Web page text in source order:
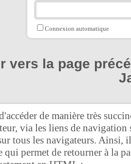
Connexion automatique
vers la page
de manière très
via les liens de navigation
tous les navigateurs. Ainsi,
permet de retourner à la